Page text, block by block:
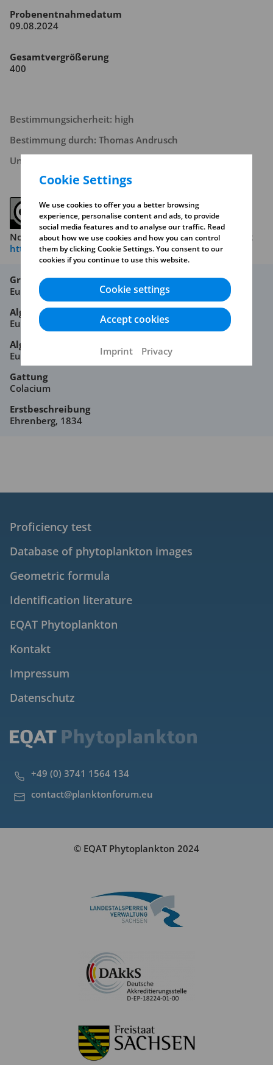
Probenentnahmedatum
09.08.2024
Gesamtvergrößerung
400
Bestimmungsicherheit: high
Bestimmung durch: Thomas Andrusch
Unternehmen: IWU
Note the copyright conditions. Read more about this at
https://creativecommons.org/licenses/by-nc-sa/4.0/
Großgruppe
Euglenophyta
Algenklasse
Euglenophyceae
Algenordnung
Euglenales
Gattung
Colacium
Erstbeschreibung
Ehrenberg, 1834
Proficiency test
Database of phytoplankton images
Geometric formula
Identification literature
EQAT Phytoplankton
Kontakt
Impressum
Datenschutz
+49 (0) 3741 1564 134
contact@planktonforum.eu
© EQAT Phytoplankton 2024
Cookie Settings
We use cookies to offer you a better browsing
experience, personalise content and ads, to provide
social media features and to analyse our traffic. Read
about how we use cookies and how you can control
them by clicking Cookie Settings. You consent to our
cookies if you continue to use this website.
Cookie settings
Accept cookies
Imprint Privacy